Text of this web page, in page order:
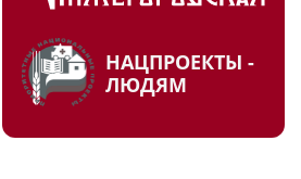
НАЦПРОЕКТЫ -
ЛЮДЯМ